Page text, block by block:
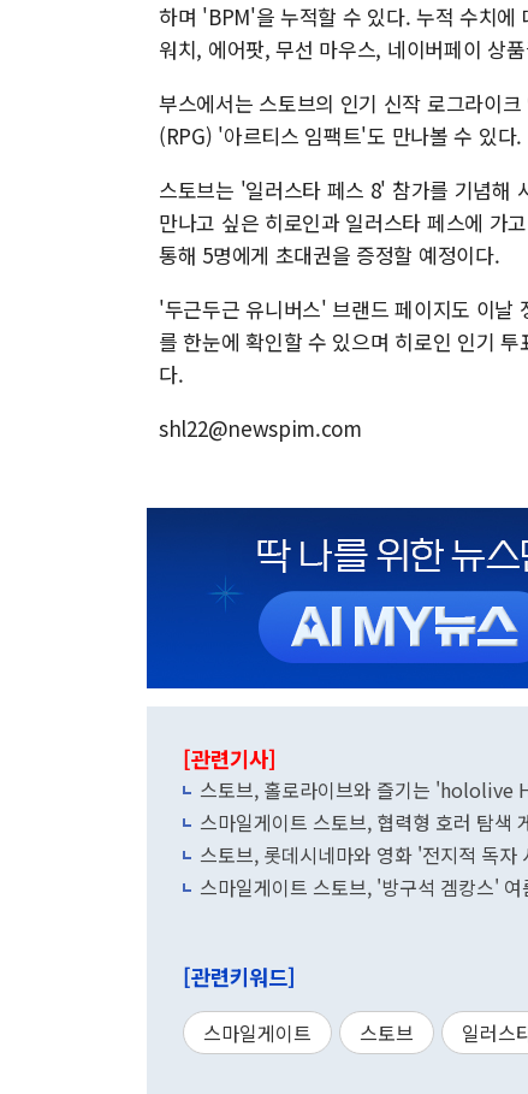
하며 'BPM'을 누적할 수 있다. 누적 수치에
워치, 에어팟, 무선 마우스, 네이버페이 상
부스에서는 스토브의 인기 신작 로그라이
(RPG) '아르티스 임팩트'도 만나볼 수 있다.
스토브는 '일러스타 페스 8' 참가를 기념해
만나고 싶은 히로인과 일러스타 페스에 가
통해 5명에게 초대권을 증정할 예정이다.
'두근두근 유니버스' 브랜드 페이지도 이날
를 한눈에 확인할 수 있으며 히로인 인기
다.
shl22@newspim.com
[관련기사]
스토브, 홀로라이브와 즐기는 'hololive
스마일게이트 스토브, 협력형 호러 탐색
스토브, 롯데시네마와 영화 '전지적 독자
스마일게이트 스토브, '방구석 겜캉스' 여
[관련키워드]
스마일게이트 스토브 일러스